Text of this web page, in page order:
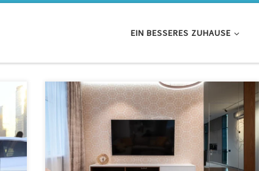
EIN BESSERES ZUHAUSE
Welche TV-Größe ist empfehlenswert? Aktuell gibt es
bereits Fernseher, deren Bildschirme außergewöhnlich
groß sind. Setzen Sie auf eine moderne
Bildschirmtechnologie mit einer hohen Auflösung.
Empfehlenswert sind Fernsehgeräte, die mindestens
über Full HD verfügen. Je besser das Bild, desto